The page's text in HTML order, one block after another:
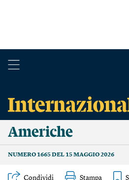
Americhe
NUMERO 1665 DEL 15 MAGGIO 2026
Condividi Stampa